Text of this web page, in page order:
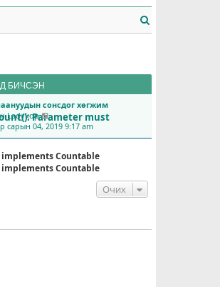
БИЧСЭН
Parameter must
сонсдог хөгжим
Ladykop
С
ү
ү
и
й
сарын 04, 2019 9:17 am
Countable
Countable
Очих